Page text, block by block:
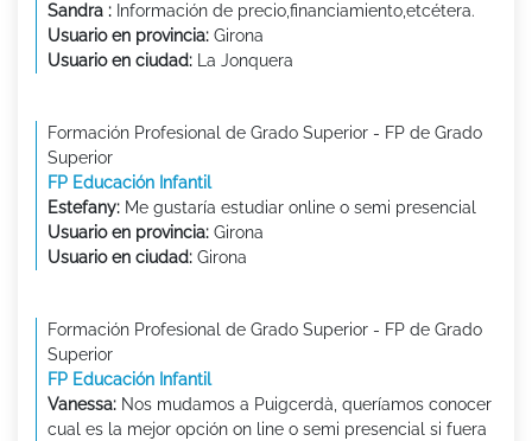
Sandra : Información de precio,financiamiento,etcétera.
Usuario en provincia: Girona
Usuario en ciudad: La Jonquera
Formación Profesional de Grado Superior - FP de Grado
Superior
FP Educación Infantil
Estefany: Me gustaría estudiar online o semi presencial
Usuario en provincia: Girona
Usuario en ciudad: Girona
Formación Profesional de Grado Superior - FP de Grado
Superior
FP Educación Infantil
Vanessa: Nos mudamos a Puigcerdà, queríamos conocer
cual es la mejor opción on line o semi presencial si fuera